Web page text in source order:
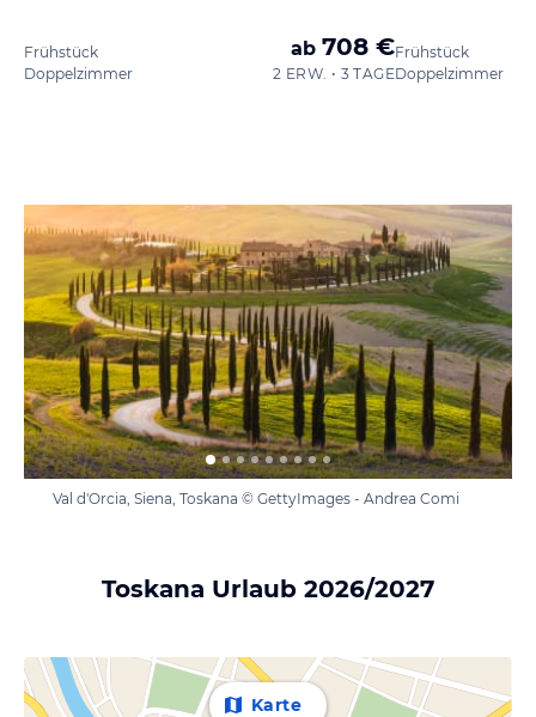
Frühstück
Doppelzimmer
ab 708 €
2 ERW. • 3 TAGE
Frühstück
Doppelzimmer
Val d'Orcia, Siena, Toskana © GettyImages - Andrea Comi
Toskana Urlaub 2026/2027
Karte